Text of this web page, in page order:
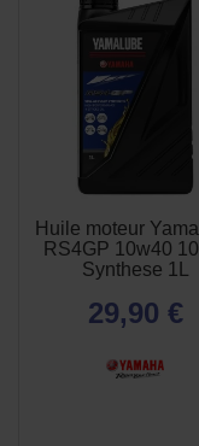
Huile moteur
RS4GP 10w40
Synthese 1L
29,90 €
APERÇU
RAPIDE